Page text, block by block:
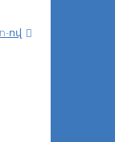
ով